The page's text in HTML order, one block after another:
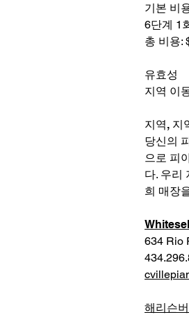
기본 비
6단계 1
총 비용:
유효성
지역 이
지역, 지
당신의
으로 피
다. 우리
희 매장
634 Rio
해리슨